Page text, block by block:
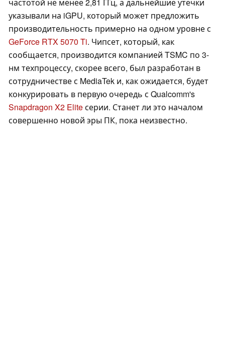
указывали на iGPU, который может предложить
производительность примерно на одном уровне с
GeForce RTX 5070 Ti. Чипсет, который, как
сообщается, производится компанией TSMC по 3-
нм техпроцессу, скорее всего, был разработан в
сотрудничестве с MediaTek и, как ожидается, будет
конкурировать в первую очередь с Qualcomm's
Snapdragon X2 Eliteсерии. Станет ли это началом
совершенно новой эры ПК, пока неизвестно.